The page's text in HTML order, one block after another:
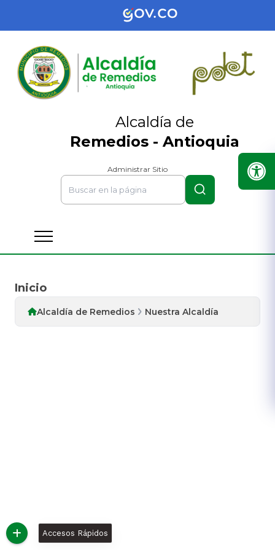
Alcaldía de
Remedios - Antioquia
Administrar Sitio
Inicio
Alcaldía de Remedios Nuestra Alcaldía
Accesos Rápidos